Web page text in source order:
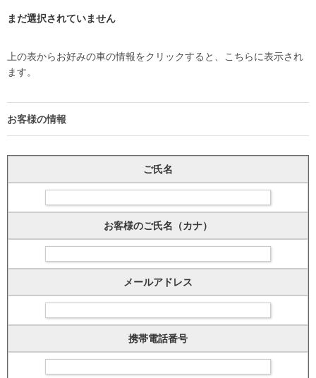
まだ選択されていません
上の表からお好みの車の情報をクリックすると、こちらに表示され
ます。
お客様の情報
ご氏名
お客様のご氏名（カナ）
メールアドレス
携帯電話番号